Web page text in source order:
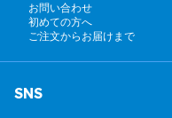
お問い合わせ
初めての方へ
ご注文からお届けまで
SNS